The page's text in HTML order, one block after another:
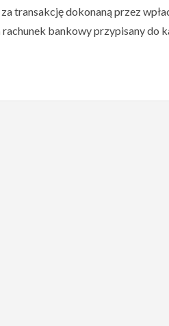
transakcję dokonaną przez
bankowy przypisany do